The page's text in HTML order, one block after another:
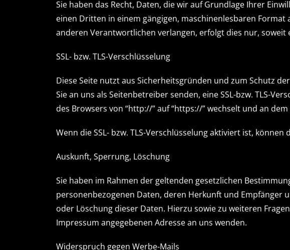
Sie haben das Recht, Daten, die wir auf Grundlage Ihrer
einen Dritten in einem gängigen, maschinenlesbaren
anderen Verantwortlichen verlangen, erfolgt dies nur, soweit
SSL- bzw. TLS-Verschlüsselung
Diese Seite nutzt aus Sicherheitsgründen und zum Schutz
Sie an uns als Seitenbetreiber senden, eine SSL-bzw. TLS-
des Browsers von “http://” auf “https://” wechselt und an
Wenn die SSL- bzw. TLS-Verschlüsselung aktiviert ist,
Auskunft, Sperrung, Löschung
Sie haben im Rahmen der geltenden gesetzlichen
personenbezogenen Daten, deren Herkunft und Empfänger
oder Löschung dieser Daten. Hierzu sowie zu weiteren
Impressum angegebenen Adresse an uns wenden.
Widerspruch gegen Werbe-Mails